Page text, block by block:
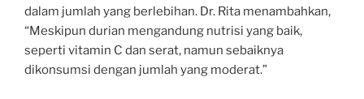
dalam jumlah yang berlebihan. Dr. Rita menambahkan,
“Meskipun durian mengandung nutrisi yang baik,
seperti vitamin C dan serat, namun sebaiknya
dikonsumsi dengan jumlah yang moderat.”